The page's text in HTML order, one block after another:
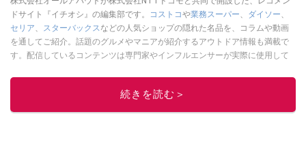
ドサイト『イチオシ』の編集部です。
コストコや業務スーパー、 ダイソー、
セリア、 スターバックスなどの人気ショップの隠れた名品を、コラムや動画
を通してご紹介。話題のグルメやマニアが紹介するアウトドア情報も満載で
す。配信しているコンテンツは専門家やインフルエンサーが実際に使用して
ニュースでフォロー
続きを読む＞